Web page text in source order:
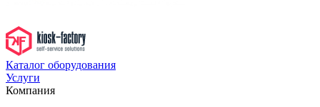
Каталог оборудования
Услуги
Компания